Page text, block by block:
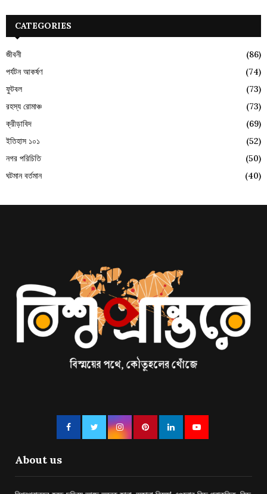
CATEGORIES
জীবনী
(86)
পর্যটন আকর্ষণ
(74)
ফুটবল
(73)
রহস্য রোমাঞ্চ
(73)
ক্রীড়াবিদ
(69)
ইতিহাস ১০১
(52)
নগর পরিচিতি
(50)
ঘটমান বর্তমান
(40)
About us